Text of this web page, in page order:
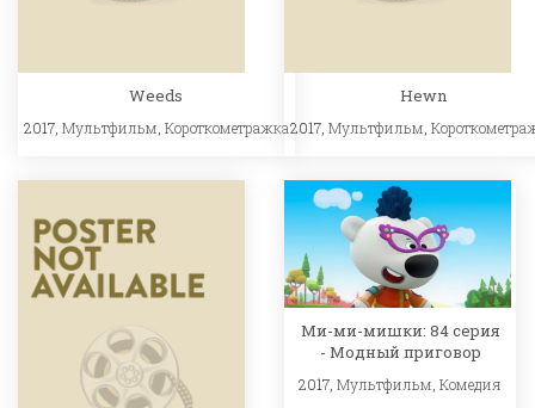
Weeds
2017, Мультфильм, Короткометражка
Hewn
2017,Мультфильм,
Ми-ми-мишки: 84 серия
- Модный приговор
2017,Мультфильм ,Комедия